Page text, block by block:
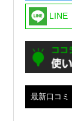
LINE
最新口コミ